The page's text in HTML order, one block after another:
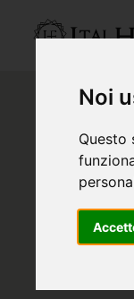
Noi
Questo